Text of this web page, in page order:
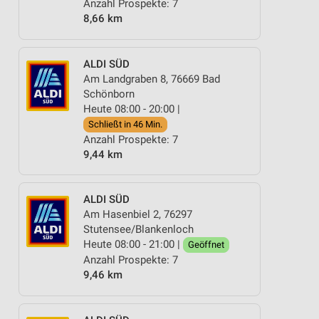
Anzahl Prospekte: 7
8,66 km
ALDI SÜD
Am Landgraben 8, 76669 Bad
Schönborn
Heute 08:00 - 20:00 |
Schließt in 46 Min.
Anzahl Prospekte: 7
9,44 km
ALDI SÜD
Am Hasenbiel 2, 76297
Stutensee/Blankenloch
Heute 08:00 - 21:00 |
Geöffnet
Anzahl Prospekte: 7
9,46 km